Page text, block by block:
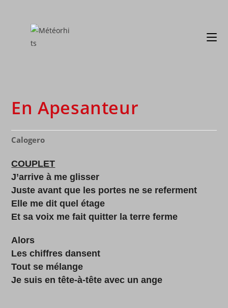
En Apesanteur
Calogero
COUPLET
J’arrive à me glisser
Juste avant que les portes ne se referment
Elle me dit quel étage
Et sa voix me fait quitter la terre ferme
Alors
Les chiffres dansent
Tout se mélange
Je suis en tête-à-tête avec un ange